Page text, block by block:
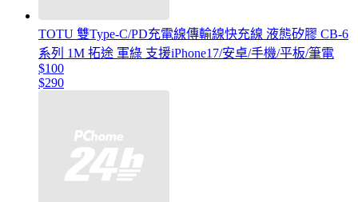
TOTU 雙Type-C/PD充電線傳輸線快充線 液態矽膠 CB-6
系列 1M 拓途 軍綠 支援iPhone17/安卓/手機/平板/筆電
$100
$290